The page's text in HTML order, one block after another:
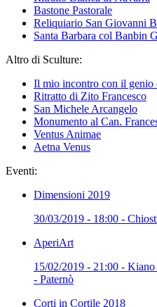
Bastone Pastorale
Reliquiario San Giovanni
Santa Barbara col Banbin
Altro di Sculture:
Il mio incontro con il genio
Ritratto di Zito Francesco
San Michele Arcangelo
Monumento al Can.
Ventus Animae
Aetna Venus
Eventi:
Dimensioni 2019
30/03/2019 - 18:00 -
AperiArt
15/02/2019 - 21:00 -
- Paternò
Corti in Cortile 2018